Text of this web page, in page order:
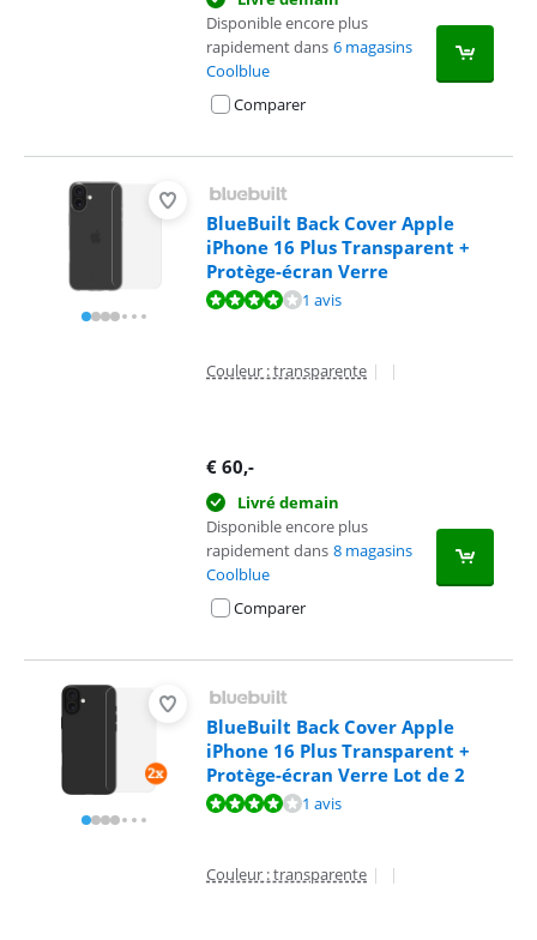
Disponible encore plus
rapidement dans 6 magasins
Coolblue
Comparer
BlueBuilt Back Cover Apple
iPhone 16 Plus Transparent +
Protège-écran Verre
La note est de 8,0 sur 10, basée sur 1 avis.1 avis
Couleur : transparente | |
€ 60,-
Livré demain
Disponible encore plus
rapidement dans 8 magasins
Coolblue
Comparer
BlueBuilt Back Cover Apple
iPhone 16 Plus Transparent +
Protège-écran Verre Lot de 2
La note est de 8,0 sur 10, basée sur 1 avis.1 avis
Couleur : transparente | |